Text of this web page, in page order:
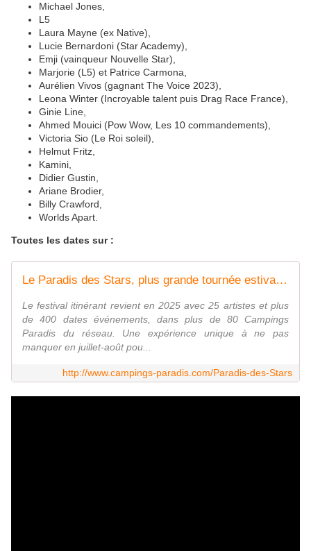
Michael Jones,
L5
Laura Mayne (ex Native),
Lucie Bernardoni (Star Academy),
Emji (vainqueur Nouvelle Star),
Marjorie (L5) et Patrice Carmona,
Aurélien Vivos (gagnant The Voice 2023),
Leona Winter (Incroyable talent puis Drag Race France),
Ginie Line,
Ahmed Mouici (Pow Wow, Les 10 commandements),
Victoria Sio (Le Roi soleil),
Helmut Fritz,
Kamini,
Didier Gustin,
Ariane Brodier,
Billy Crawford,
Worlds Apart.
Toutes les dates sur :
Le Paradis des Stars, plus grande tournée estivale d'artistes en France
Le festival itinérant revient en 2025 avec 25 artistes et plus
de 400 dates événements, dans plus de 80 Campings
Paradis du réseau. Une expérience unique à ne pas
manquer en juillet-août pou...
http://www.campings-paradis.com/Paradis-des-Stars